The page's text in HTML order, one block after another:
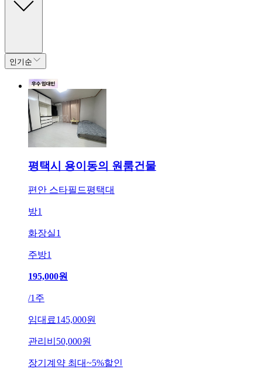
인기순
평택시 용이동의 원룸건물
편안 스타필드평택대
방1
화장실1
주방1
195,000원
/1주
임대료145,000원
관리비 50,000원
장기계약 최대~5%할인